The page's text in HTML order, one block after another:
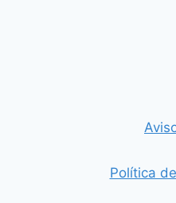
Política